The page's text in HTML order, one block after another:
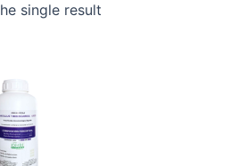
single result